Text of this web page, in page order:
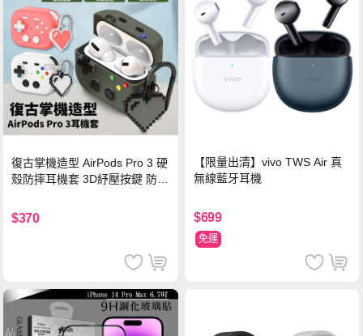
復古掌機造型 AirPods Pro 3 硬
殼防摔耳機套 3D紓壓按鍵 防開
$370
【限量出清】vivo TWS Air 真
無線藍牙耳機
$699
免運